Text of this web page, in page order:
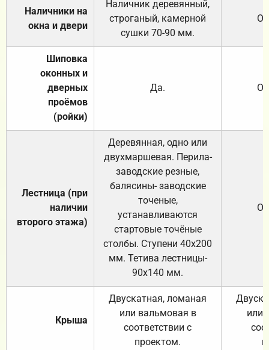
Наличники на
окна и двери
Наличник деревянный,
строганый, камерной
сушки 70-90 мм.
Шиповка
оконных и
дверных
проёмов
(ройки)
Да.
Лестница (при
наличии
второго этажа)
Деревянная, одно или
двухмаршевая. Перила-
заводские резные,
балясины- заводские
точеные,
устанавливаются
стартовые точёные
столбы. Ступени 40х200
мм. Тетива лестницы-
90х140 мм.
Крыша
Двускатная, ломаная
или вальмовая в
соответствии с
проектом.
или